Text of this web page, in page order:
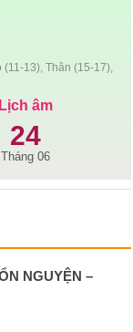
13), Thân (15-17),
Lịch âm
24
Tháng 06
NGUYỆN –